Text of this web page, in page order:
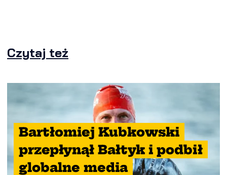
Czytaj też
Bartłomiej Kubkowski
przepłynął Bałtyk i podbił
globalne media